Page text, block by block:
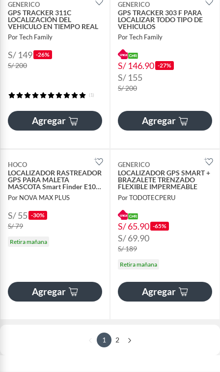
GENERICO
GPS TRACKER 311C
LOCALIZACIÓN DEL
VEHICULO EN TIEMPO REAL
Por Tech Family
S/ 149 -26%
S/ 200
(1)
Agregar
GENERICO
GPS TRACKER 303 F PARA
LOCALIZAR TODO TIPO DE
VEHICULOS
Por Tech Family
S/ 146.90 -27%
S/ 155
S/ 200
Agregar
HOCO
LOCALIZADOR RASTREADOR
GPS PARA MALETA
MASCOTA Smart Finder E101
para iPhone Y Android
Por NOVA MAX PLUS
S/ 55 -30%
S/ 79
Retira mañana
Agregar
GENERICO
LOCALIZADOR GPS SMART +
BRAZALETE TRENZADO
FLEXIBLE IMPERMEABLE
Por TODOTECPERU
S/ 65.90 -65%
S/ 69.90
S/ 189
Retira mañana
Agregar
1 2